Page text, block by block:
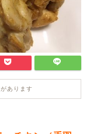
あります